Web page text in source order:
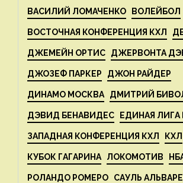
ВАСИЛИЙ ЛОМАЧЕНКО ВОЛЕЙБОЛ
ВОСТОЧНАЯ КОНФЕРЕНЦИЯ КХЛ
ДЖЕМЕЙН ОРТИС ДЖЕРВОНТА
ДЖОЗЕФ ПАРКЕР ДЖОН РАЙДЕР
ДИНАМО МОСКВА ДМИТРИЙ
ДЭВИД БЕНАВИДЕС ЕДИНАЯ ЛИГА
ЗАПАДНАЯ КОНФЕРЕНЦИЯ КХЛ КХЛ
КУБОК ГАГАРИНА ЛОКОМОТИВ
РОЛАНДО РОМЕРО САУЛЬ